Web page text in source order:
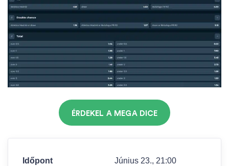
ÉRDEKEL A MEGA DICE
Időpont Június 23., 21:00